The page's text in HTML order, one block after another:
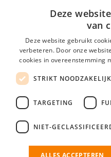
E-mail*
Wachtwoord
login gegevens onthouden
login
Bedrijf aanmelden
nieuwe collega/werknemer zo
Deze
van
Deze website gebruikt
verbeteren. Door onze
cookies in overeenstemming
STRIKT NOODZAKELIJK
TARGETING
NIET-
ALLES ACCEPTEREN